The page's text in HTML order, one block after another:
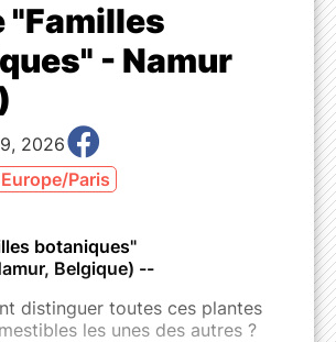
"Familles
- Namur
2026
Paris
botaniques"
Belgique) --
distinguer toutes ces plantes
les unes des autres ?